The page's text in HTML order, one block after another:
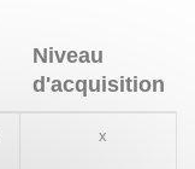
Niveau
d'acquisition
x